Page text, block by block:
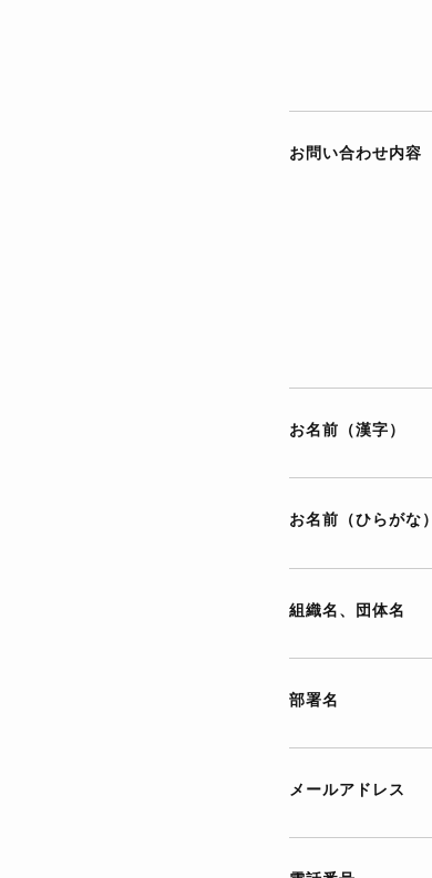
お問い合わせ内容
お名前（漢字）
お名前（ひらがな）
組織名、団体名
部署名
メールアドレス